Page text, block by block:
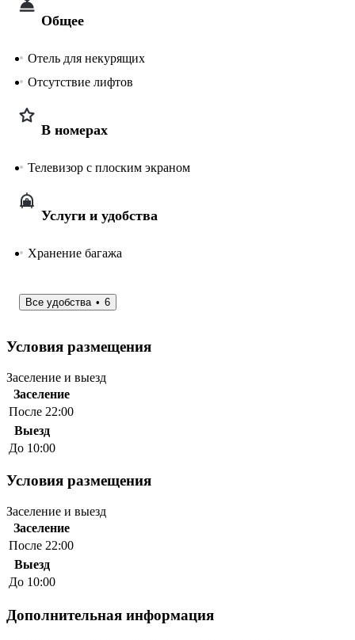
Общее
Отель для некурящих
Отсутствие лифтов
В номерах
Телевизор с плоским экраном
Услуги и удобства
Хранение багажа
Все удобства 6
Условия размещения
Заселение и выезд
Заселение
После 22:00
Выезд
До 10:00
Условия размещения
Заселение и выезд
Заселение
После 22:00
Выезд
До 10:00
Дополнительная информация